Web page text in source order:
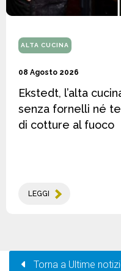
ALTA CUCINA
08 Agosto 2026
Ekstedt, l’alta
senza fornelli né
di cotture al fuoco
LEGGI
Torna a Ultime